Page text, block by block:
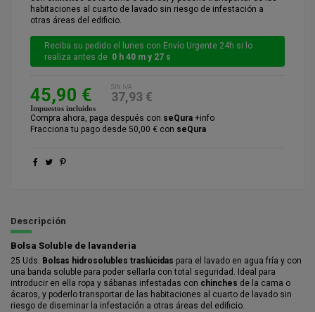
habitaciones al cuarto de lavado sin riesgo de infestación a
otras áreas del edificio.
Reciba su pedido el lunes con Envío Urgente 24h si lo
realiza antes de 0 h 40 m y 26 s
45,90 € SIN IVA
37,93 €
Impuestos incluidos
Compra ahora, paga después con seQura +info
Fracciona tu pago desde 50,00 € con seQura
Descripción
Bolsa Soluble de lavanderia
25 Uds. Bolsas hidrosolubles traslúcidas para el lavado en agua fría y con
una banda soluble para poder sellarla con total seguridad. Ideal para
introducir en ella ropa y sábanas infestadas con chinches de la cama o
ácaros, y poderlo transportar de las habitaciones al cuarto de lavado sin
riesgo de diseminar la infestación a otras áreas del edificio.